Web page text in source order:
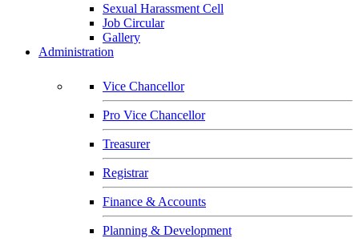
Sexual Harassment Cell
Job Circular
Gallery
Administration
Vice Chancellor
Pro Vice Chancellor
Treasurer
Registrar
Finance & Accounts
Planning & Development